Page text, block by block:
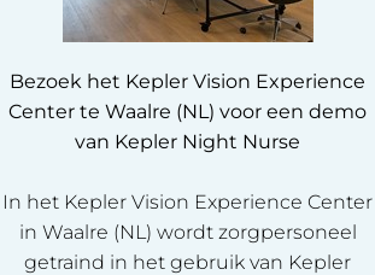
Bezoek het Kepler Vision Experience
Center te Waalre (NL) voor een demo
van Kepler Night Nurse
In het Kepler Vision Experience Center
in Waalre (NL) wordt zorgpersoneel
getraind in het gebruik van Kepler